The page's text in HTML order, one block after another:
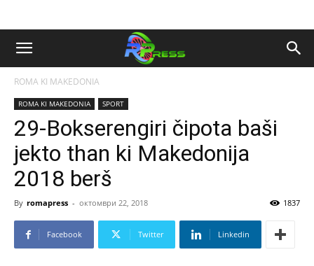
ROMA KI MAKEDONIA
ROMA KI MAKEDONIA SPORT
29-Bokserengiri čipota baši
jekto than ki Makedonija
2018 berš
By romapress - октомври 22, 2018 1837
Facebook Twitter Linkedin